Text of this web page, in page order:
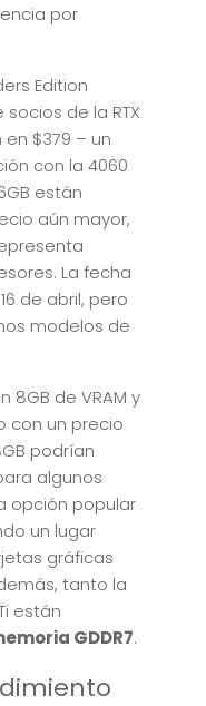
por
Edition
de la RTX
$379 – un
con la 4060
están
aún mayor,
La fecha
de abril, pero
modelos de
8GB de VRAM y
con un precio
podrían
algunos
opción popular
un lugar
gráficas
tanto la
están
GDDR7.